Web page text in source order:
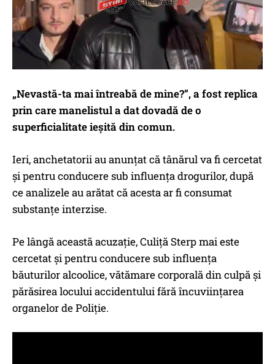
„Nevastă-ta mai întreabă de mine?”, a fost replica
prin care manelistul a dat dovadă de o
superficialitate ieşită din comun.
Ieri, anchetatorii au anunţat că tânărul va fi cercetat
şi pentru conducere sub influenţa drogurilor, după
ce analizele au arătat că acesta ar fi consumat
substanţe interzise.
Pe lângă această acuzaţie, Culiţă Sterp mai este
cercetat şi pentru conducere sub influenţa
băuturilor alcoolice, vătămare corporală din culpă şi
părăsirea locului accidentului fără încuviinţarea
organelor de Poliţie.